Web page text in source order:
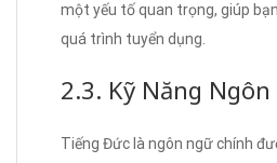
một yếu tố quan trọng, giúp
quá trình tuyển dụng.
2.3. Kỹ Năng
Tiếng Đức là ngôn ngữ chính